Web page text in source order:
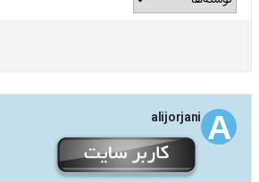
alijorjani